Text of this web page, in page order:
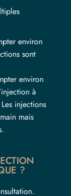
environ
sont
environ
à
injections
mais
?